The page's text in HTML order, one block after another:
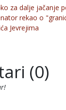
za dalje jačanje
rekao o
Jevrejima
(0)